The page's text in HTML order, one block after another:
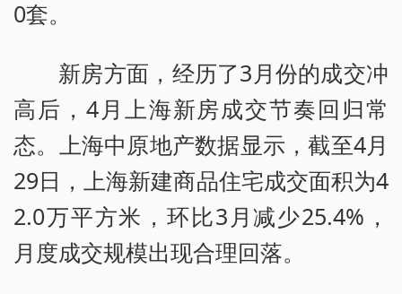
0套。
新房方面，经历了3月份的成交冲
高后，4月上海新房成交节奏回归常
态。上海中原地产数据显示，截至4月
29日，上海新建商品住宅成交面积为4
2.0万平方米，环比3月减少25.4%，
月度成交规模出现合理回落。